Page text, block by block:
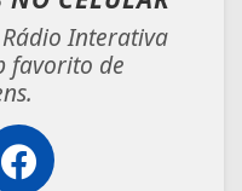
Interativa
favorito de